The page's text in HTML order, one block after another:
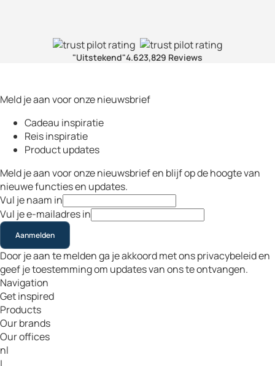
"Uitstekend"4.623,829 Reviews
Meld je aan voor onze nieuwsbrief
Cadeau inspiratie
Reis inspiratie
Product updates
Meld je aan voor onze nieuwsbrief en blijf op de hoogte van
nieuwe functies en updates.
Vul je naam in
Vul je e-mailadres in
Aanmelden
Door je aan te melden ga je akkoord met ons privacybeleid en
geef je toestemming om updates van ons te ontvangen.
Navigation
Get inspired
Products
Our brands
Our offices
nl